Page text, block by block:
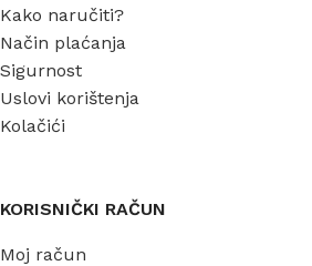
Kako naručiti?
Način plaćanja
Sigurnost
Uslovi korištenja
Kolačići
KORISNIČKI RAČUN
Moj račun